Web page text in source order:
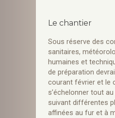
Le chantier
Sous réserve des
sanitaires,
humaines et
de préparation
courant février et le
s’échelonner tout au
suivant différentes
affinées au fur et à